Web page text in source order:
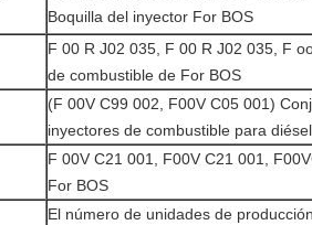
Boquilla del inyector For BOS
F 00 R J02 035, F 00 R J02 035, F
de combustible de For BOS
(F 00V C99 002, F00V C05 001)
inyectores de combustible para diésel
F 00V C21 001, F00V C21 001,
For BOS
El número de unidades de producción